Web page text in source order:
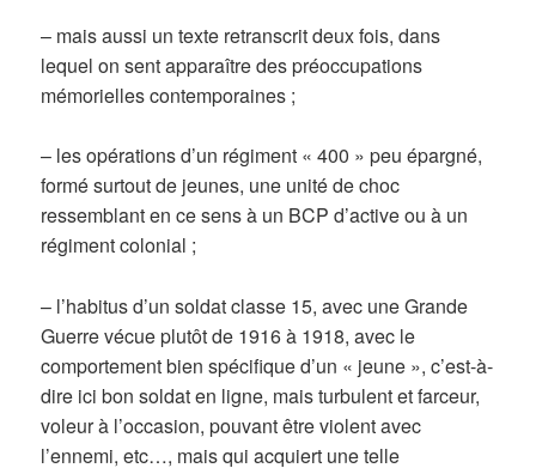
– mais aussi un texte retranscrit deux fois, dans
lequel on sent apparaître des préoccupations
mémorielles contemporaines ;
– les opérations d’un régiment « 400 » peu épargné,
formé surtout de jeunes, une unité de choc
ressemblant en ce sens à un BCP d’active ou à un
régiment colonial ;
– l’habitus d’un soldat classe 15, avec une Grande
Guerre vécue plutôt de 1916 à 1918, avec le
comportement bien spécifique d’un « jeune », c’est-à-
dire ici bon soldat en ligne, mais turbulent et farceur,
voleur à l’occasion, pouvant être violent avec
l’ennemi, etc…, mais qui acquiert une telle